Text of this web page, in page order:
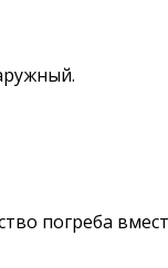
погреба